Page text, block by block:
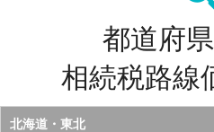
都道府
相続税路線
北海道・東北